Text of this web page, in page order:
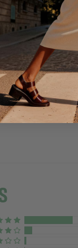
OFFRIR EN
SOLIDES